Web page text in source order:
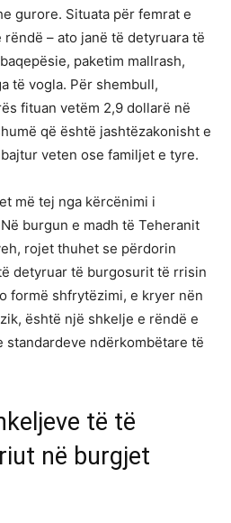
gurore. Situata për femrat e
– ato janë të detyruara të
paketim mallrash,
të vogla. Për shembull,
fituan vetëm 2,9 dollarë në
që është jashtëzakonisht e
veten ose familjet e tyre.
më tej nga kërcënimi i
burgun e madh të Teheranit
rojet thuhet se përdorin
detyruar të burgosurit të rrisin
formë shfrytëzimi, e kryer nën
është një shkelje e rëndë e
ndërkombëtare të
të të
në burgjet